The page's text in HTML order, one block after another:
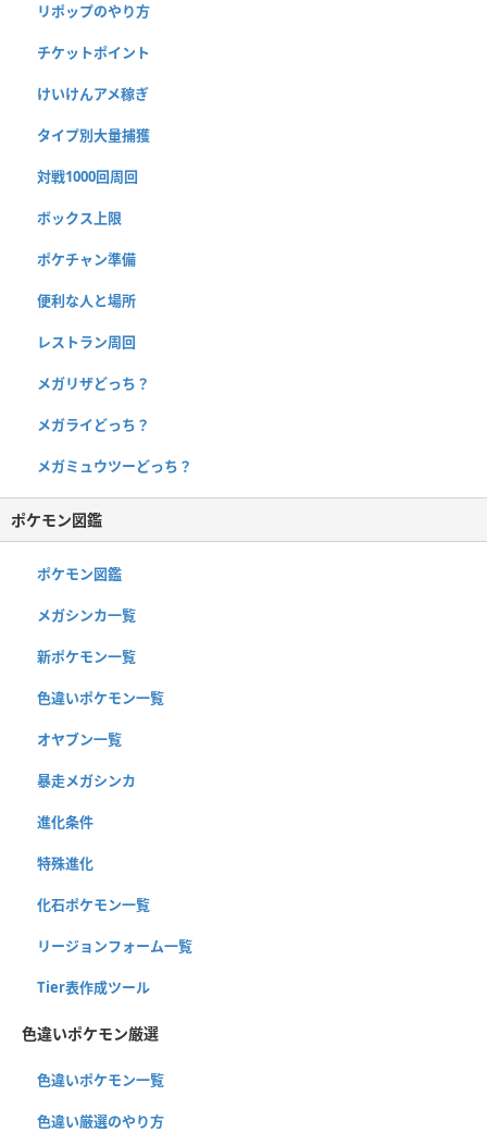
リポップのやり方
チケットポイント
けいけんアメ稼ぎ
タイプ別大量捕獲
対戦1000回周回
ボックス上限
ポケチャン準備
便利な人と場所
レストラン周回
メガリザどっち？
メガライどっち？
メガミュウツーどっち？
ポケモン図鑑
ポケモン図鑑
メガシンカ一覧
新ポケモン一覧
色違いポケモン一覧
オヤブン一覧
暴走メガシンカ
進化条件
特殊進化
化石ポケモン一覧
リージョンフォーム一覧
Tier表作成ツール
色違いポケモン厳選
色違いポケモン一覧
色違い厳選のやり方